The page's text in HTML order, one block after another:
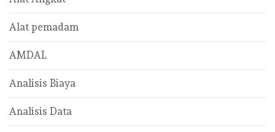
Alat pemadam
AMDAL
Analisis Biaya
Analisis Data